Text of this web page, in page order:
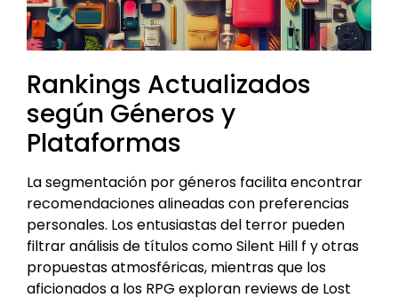
Rankings Actualizados
según Géneros y
Plataformas
La segmentación por géneros facilita encontrar
recomendaciones alineadas con preferencias
personales. Los entusiastas del terror pueden
filtrar análisis de títulos como Silent Hill f y otras
propuestas atmosféricas, mientras que los
aficionados a los RPG exploran reviews de Lost